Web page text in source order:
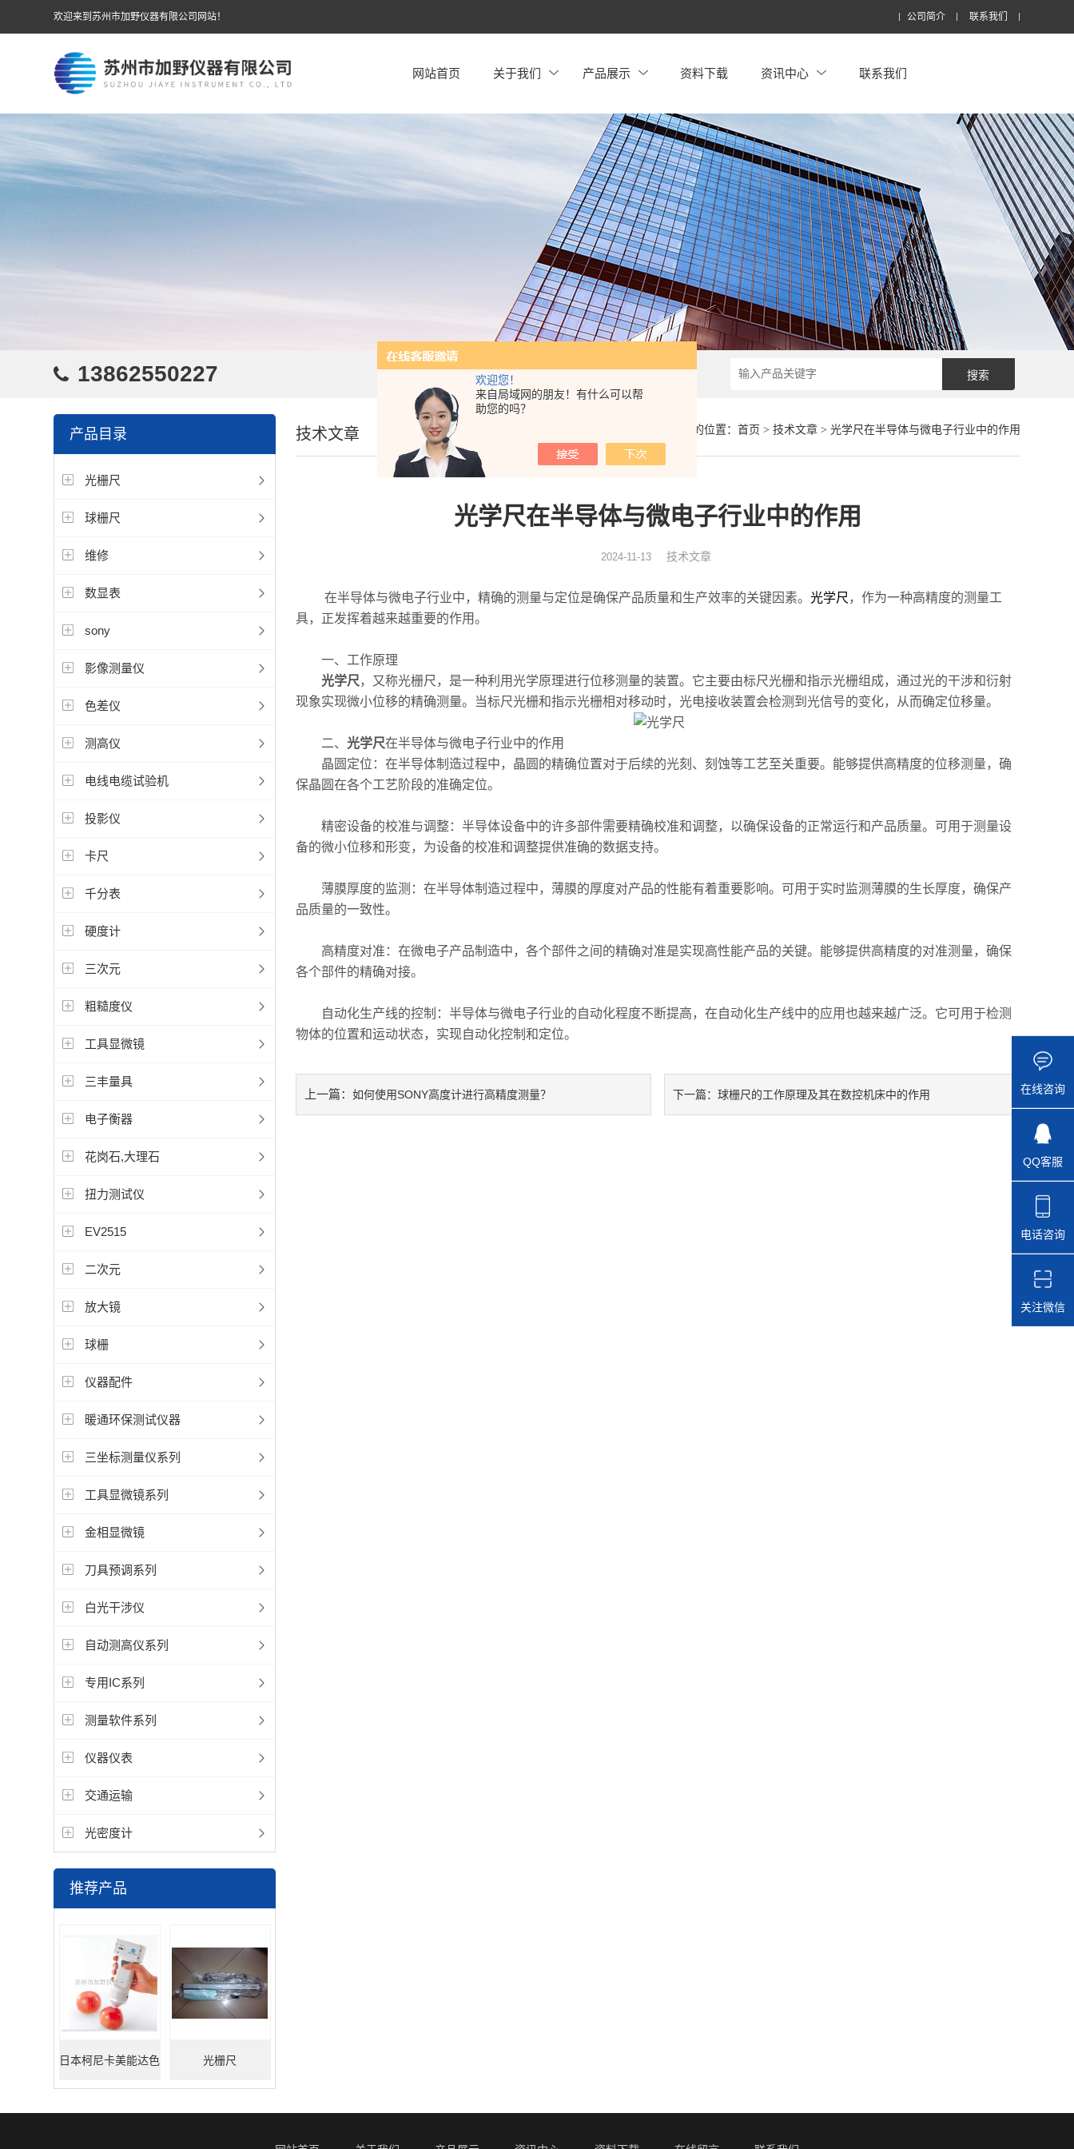
欢迎您！
来自局域网的朋友！有什么可以帮
助您的吗？
欢迎来到苏州市加野仪器有限公司网站！ 公司简介 联系我们
网站首页 关于我们 产品展示 资料下载 资讯中心 联系我们
13862550227
产品目录
光栅尺
球栅尺
维修
数显表
sony
影像测量仪
色差仪
测高仪
电线电缆试验机
投影仪
卡尺
千分表
硬度计
三次元
粗糙度仪
工具显微镜
三丰量具
电子衡器
花岗石,大理石
扭力测试仪
EV2515
二次元
放大镜
球栅
仪器配件
暖通环保测试仪器
三坐标测量仪系列
工具显微镜系列
金相显微镜
刀具预调系列
白光干涉仪
自动测高仪系列
专用IC系列
测量软件系列
仪器仪表
交通运输
光密度计
推荐产品
日本柯尼卡美能达色 光栅尺
你的位置： 首页 > 技术文章> 光学尺在半导体与微电子行业中的作用
技术文章
光学尺在半导体与微电子行业中的作用
2024-11-13 技术文章
在半导体与微电子行业中，精确的测量与定位是确保产品质量和生产效率的关键因素。 光学尺 ，作为一种高精度的测量工
具，正发挥着越来越重要的作用。
一、工作原理
光学尺，又称光栅尺，是一种利用光学原理进行位移测量的装置。它主要由标尺光栅和指示光栅组成，通过光的干涉和衍射
现象实现微小位移的精确测量。当标尺光栅和指示光栅相对移动时，光电接收装置会检测到光信号的变化，从而确定位移量。
二、 光学尺在半导体与微电子行业中的作用
晶圆定位：在半导体制造过程中，晶圆的精确位置对于后续的光刻、刻蚀等工艺至关重要。能够提供高精度的位移测量，确
保晶圆在各个工艺阶段的准确定位。
精密设备的校准与调整：半导体设备中的许多部件需要精确校准和调整，以确保设备的正常运行和产品质量。可用于测量设
备的微小位移和形变，为设备的校准和调整提供准确的数据支持。
薄膜厚度的监测：在半导体制造过程中，薄膜的厚度对产品的性能有着重要影响。可用于实时监测薄膜的生长厚度，确保产
品质量的一致性。
高精度对准：在微电子产品制造中，各个部件之间的精确对准是实现高性能产品的关键。能够提供高精度的对准测量，确保
各个部件的精确对接。
自动化生产线的控制：半导体与微电子行业的自动化程度不断提高，在自动化生产线中的应用也越来越广泛。它可用于检测
物体的位置和运动状态，实现自动化控制和定位。
上一篇： 如何使用SONY高度计进行高精度测量？ 下一篇：球栅尺的工作原理及其在数控机床中的作用 在线咨询
QQ客服
电话咨询
关注微信